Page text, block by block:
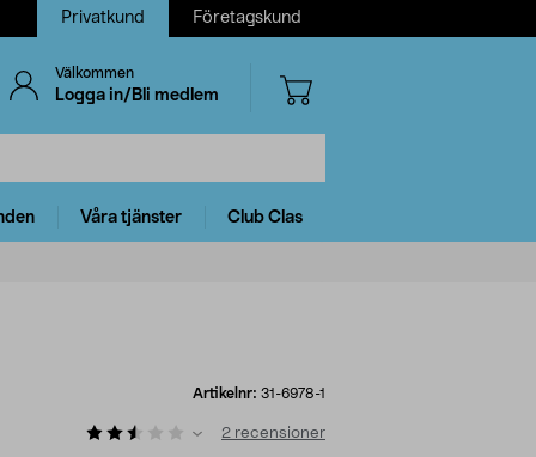
Privatkund Företagskund
Välkommen
Logga in/Bli medlem
Våra tjänster Club Clas
Artikelnr: 31-6978-1
2 recensioner